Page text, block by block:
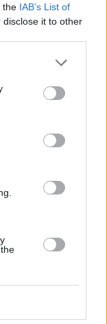
the IAB’s List of
it to other
kaupungin
joista on vain
sijaitsee
maapallon
ekologinen
geologia,
museon
väitetään
on kolmen
ma-la klo 9-